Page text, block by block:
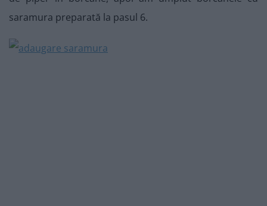
saramura preparată la pasul 6.